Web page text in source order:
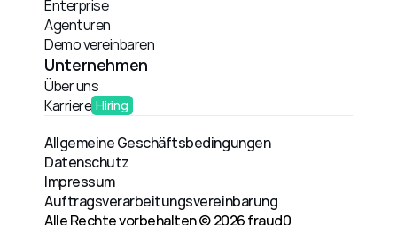
Enterprise
Agenturen
Demo vereinbaren
Unternehmen
Über uns
Karriere Hiring
Allgemeine Geschäftsbedingungen
Datenschutz
Impressum
Auftragsverarbeitungsvereinbarung
Alle Rechte vorbehalten © 2026 fraud0